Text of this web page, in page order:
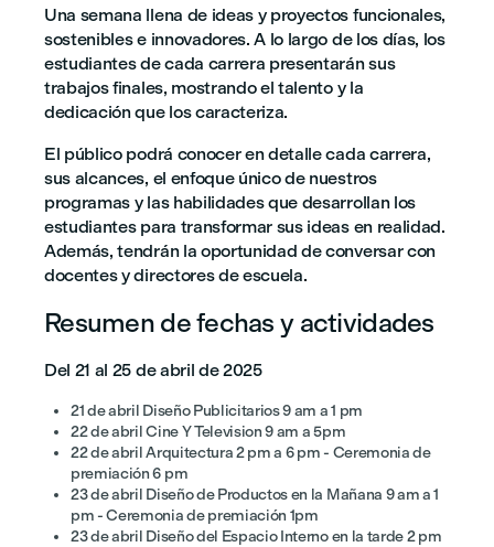
Una semana llena de ideas y proyectos funcionales,
sostenibles e innovadores. A lo largo de los días, los
estudiantes de cada carrera presentarán sus
trabajos finales, mostrando el talento y la
dedicación que los caracteriza.
El público podrá conocer en detalle cada carrera,
sus alcances, el enfoque único de nuestros
programas y las habilidades que desarrollan los
estudiantes para transformar sus ideas en realidad.
Además, tendrán la oportunidad de conversar con
docentes y directores de escuela.
Resumen de fechas y actividades
Del 21 al 25 de abril de 2025
21 de abril Diseño Publicitarios 9 am a 1 pm
22 de abril Cine Y Television 9 am a 5pm
22 de abril Arquitectura 2 pm a 6 pm - Ceremonia de
premiación 6 pm
23 de abril Diseño de Productos en la Mañana 9 am a 1
pm - Ceremonia de premiación 1pm
23 de abril Diseño del Espacio Interno en la tarde 2 pm